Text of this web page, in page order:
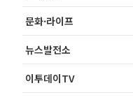
문화·라이프
뉴스발전소
이투데이TV